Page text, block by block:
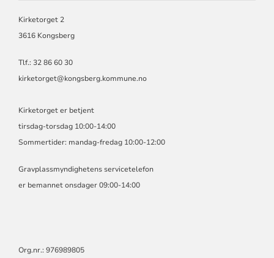
Kirketorget 2
3616 Kongsberg
Tlf.: 32 86 60 30
kirketorget@kongsberg.kommune.no
Kirketorget er betjent
tirsdag-torsdag 10:00-14:00
Sommertider: mandag-fredag 10:00-12:00
Gravplassmyndighetens servicetelefon
er bemannet onsdager 09:00-14:00
Org.nr.: 976989805